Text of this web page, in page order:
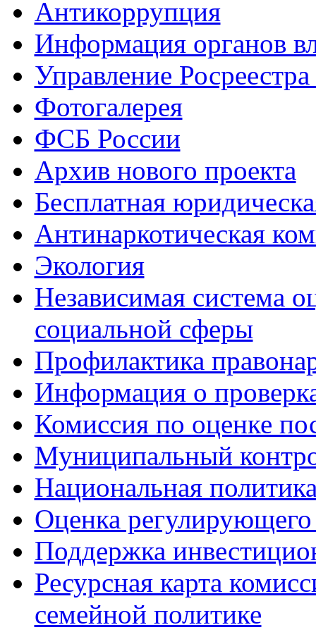
Антикоррупция
Информация органов
Управление
Фотогалерея
ФСБ России
Архив нового проекта
Бесплатная
Антинаркотическая
Экология
Независимая система
социальной сферы
Профилактика
Информация о
Комиссия по оценке
Муниципальный
Национальная
Оценка регулирующего
Поддержка
Ресурсная карта
семейной политике